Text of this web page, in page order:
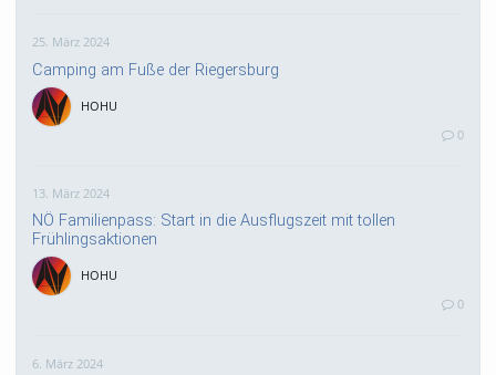
25. März 2024
Camping am Fuße der Riegersburg
HOHU
0
13. März 2024
NÖ Familienpass: Start in die Ausflugszeit mit tollen
Frühlingsaktionen
HOHU
0
6. März 2024